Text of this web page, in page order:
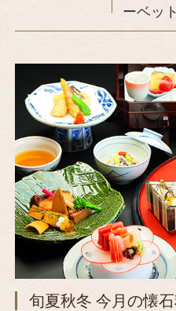
ーベット
旬夏秋冬 今月の懐